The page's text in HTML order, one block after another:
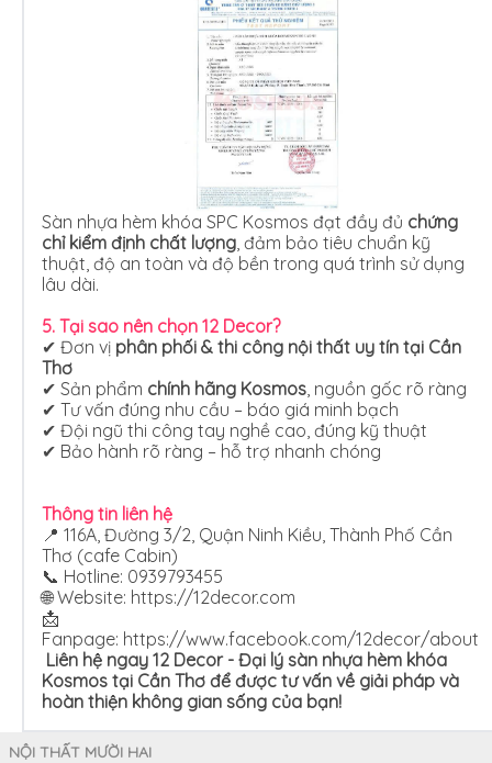
Sàn nhựa hèm khóa SPC Kosmos đạt đầy đủ chứng
chỉ kiểm định chất lượng , đảm bảo tiêu chuẩn kỹ
thuật, độ an toàn và độ bền trong quá trình sử dụng
lâu dài.
5. Tại sao nên chọn 12 Decor?
✔ Đơn vị phân phối & thi công nội thất uy tín tại Cần
Thơ
✔ Sản phẩm chính hãng Kosmos , nguồn gốc rõ ràng
✔ Tư vấn đúng nhu cầu – báo giá minh bạch
✔ Đội ngũ thi công tay nghề cao, đúng kỹ thuật
✔ Bảo hành rõ ràng – hỗ trợ nhanh chóng
Thông tin liên hệ
📍 116A, Đường 3/2, Quận Ninh Kiều, Thành Phố Cần
Thơ (cafe Cabin)
📞 Hotline: 0939793455
🌐 Website: https://12decor.com
📩
Fanpage: https://www.facebook.com/12decor/about
Liên hệ ngay 12 Decor - Đại lý sàn nhựa hèm khóa
Kosmos tại Cần Thơ để được tư vấn về giải pháp và
hoàn thiện không gian sống của bạn!
NỘI THẤT MƯỜI HAI